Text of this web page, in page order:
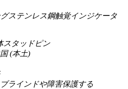
ステンレス鋼触覚インジケータ
スタッドピン
(本土)
ラインドや障害保護する